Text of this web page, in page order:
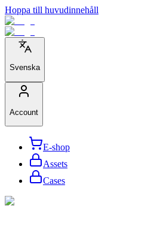
Hoppa till huvudinnehåll
Svenska
Account
E-shop
Assets
Cases